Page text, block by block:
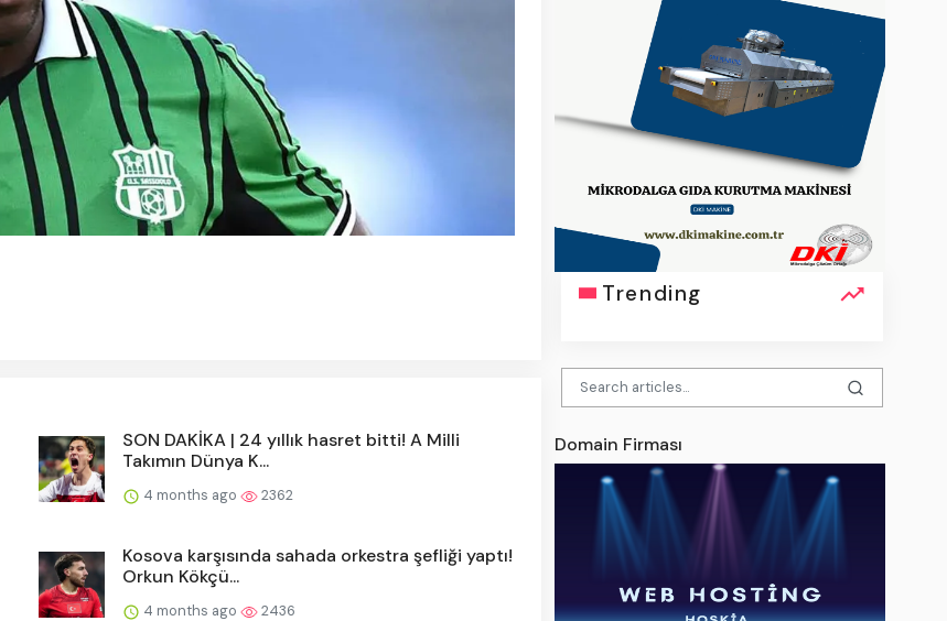
SON DAKİKA | 24 yıllık hasret bitti! A Milli
Takımın Dünya K...
4 months ago 2362
Kosova karşısında sahada orkestra şefliği yaptı!
Orkun Kökçü...
4 months ago 2436
Trending
Domain Firması